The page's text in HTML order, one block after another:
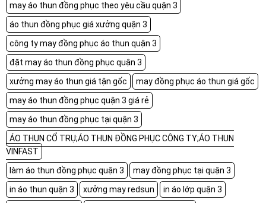
may áo thun đồng phục theo yêu cầu quận 3
áo thun đồng phục giá xưởng quận 3
công ty may đồng phục áo thun quận 3
đặt may áo thun đồng phục quận 3
xưởng may áo thun giá tận gốc
may đồng phục áo thun giá gốc
may áo thun đồng phục quận 3 giá rẻ
may áo thun đồng phục tại quận 3
ÁO THUN CỔ TRỤ;ÁO THUN ĐỒNG PHỤC CÔNG TY;ÁO THUN
VINFAST
làm áo thun đồng phục quận 3
may đồng phục tại quận 3
in áo thun quận 3
xưởng may redsun
in áo lớp quận 3